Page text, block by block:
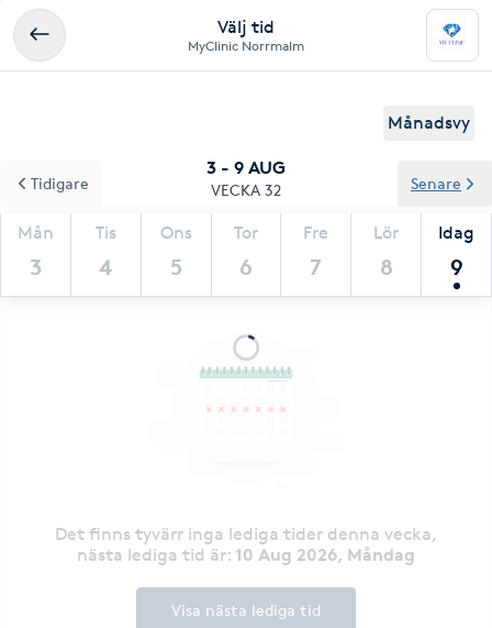
Välj tid
MyClinic Norrmalm
Månadsvy
3 - 9 AUG
VECKA 32
Mån
3
Tis
4
Ons
5
Tor
6
Fre
7
Lör
8
Idag
9
Tidigare Senare
Det finns tyvärr inga lediga tider denna vecka,
nästa lediga tid är: 10 Aug 2026, Måndag
Visa nästa lediga tid